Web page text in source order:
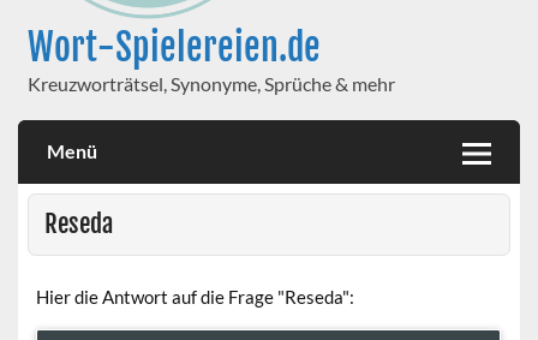
Wort-Spielereien.de
Kreuzworträtsel, Synonyme, Sprüche & mehr
Menü
Reseda
Hier die Antwort auf die Frage "Reseda":